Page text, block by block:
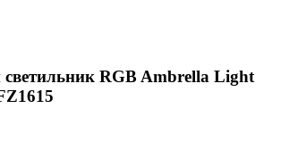
RGB Ambrella Light